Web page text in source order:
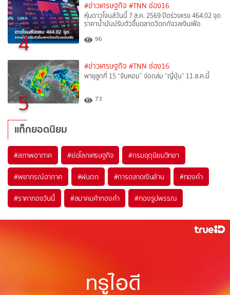
4
#ข่าวเศรษฐกิจ #TNN ช่อง16
หุ้นดาวโจนส์วันนี้ 7 ส.ค. 2569 ปิดร่วงแรง 464.02 จุด
ราคาน้ำมันปรับตัวขึ้นตลาดวิตกกังวลเงินเฟ้อ
96
5
#ข่าวเศรษฐกิจ #TNN ช่อง16
พายุลูกที่ 15 “จันหอม” จ่อถล่ม “ญี่ปุ่น” 11 ส.ค.นี้
73
แท็กยอดนิยม
#สภาพอากาศ #ย่อโลกเศรษฐกิจ #กรมอุตุนิยมวิทยา
#พยากรณ์อากาศ #ฝนตก #การตลาดเงินล้าน #ทองคำ
#ราคาทองวันนี้ #สมาคมค้าทองคำ #ทองรูปพรรณ